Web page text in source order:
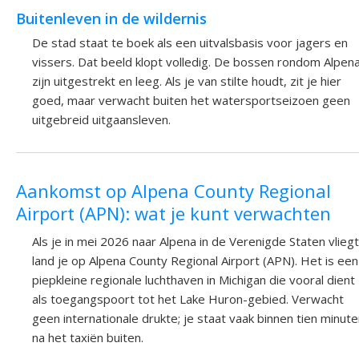
Buitenleven in de wildernis
De stad staat te boek als een uitvalsbasis voor jagers en
vissers. Dat beeld klopt volledig. De bossen rondom
zijn uitgestrekt en leeg. Als je van stilte houdt, zit je hier
goed, maar verwacht buiten het watersportseizoen geen
uitgebreid uitgaansleven.
Aankomst op Alpena County Regional
Airport (APN): wat je kunt verwachten
Als je in mei 2026 naar Alpena in de Verenigde Staten
land je op Alpena County Regional Airport (APN). Het is een
piepkleine regionale luchthaven in Michigan die vooral dient
als toegangspoort tot het Lake Huron-gebied. Verwacht
geen internationale drukte; je staat vaak binnen tien
na het taxiën buiten.